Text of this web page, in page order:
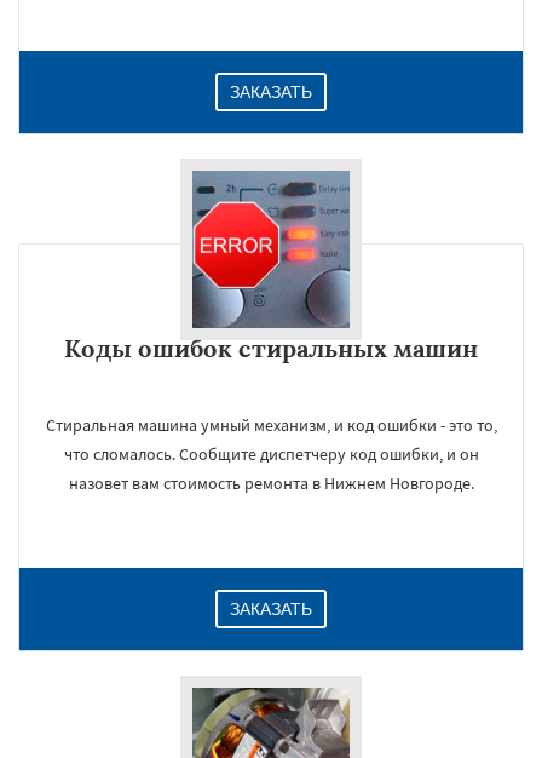
ЗАКАЗАТЬ
Коды ошибок стиральных машин
Стиральная машина умный механизм, и код ошибки - это то,
что сломалось. Сообщите диспетчеру код ошибки, и он
назовет вам стоимость ремонта в Нижнем Новгороде.
ЗАКАЗАТЬ